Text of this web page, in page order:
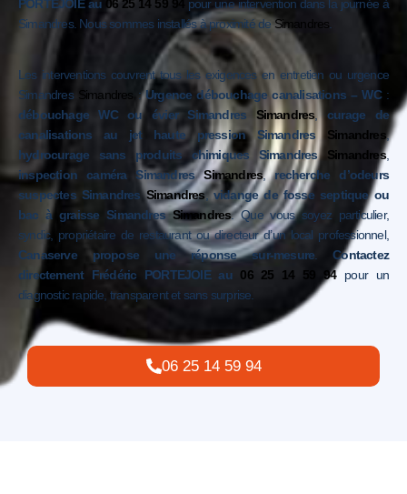
PORTEJOIE au 06 25 14 59 94 pour une intervention dans la journée à
Simandres. Nous sommes installés à proximité deSimandres
Les interventions couvrent tous les exigences en entretien ou urgence
Simandres
Simandres :Urgence débouchage canalisations – WC:
débouchage WC ou évier Simandres Simandres, curage de
canalisations au jet haute pression Simandres Simandres,
hydrocurage sans produits chimiques Simandres Simandres,
inspection caméra SimandresSimandres,recherche d’odeurs
suspectes SimandresSimandres,vidange de fosse septique ou
bac à graisse SimandresSimandres. Que vous soyez particulier,
syndic, propriétaire de restaurant ou directeur d’un local professionnel,
Canaserve propose une réponse sur-mesure.Contactez
directement Frédéric PORTEJOIE au 06 25 14 59 94pour un
diagnostic rapide, transparent et sans surprise.
06 25 14 59 94